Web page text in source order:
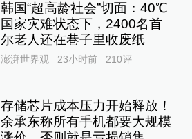
韩国“超高龄社会”切面：40℃
国家灾难状态下，2400名首
尔老人还在巷子里收废纸
澎湃世界观 23小时前 210评
存储芯片成本压力开始释放！
余承东称所有手机都要大规模